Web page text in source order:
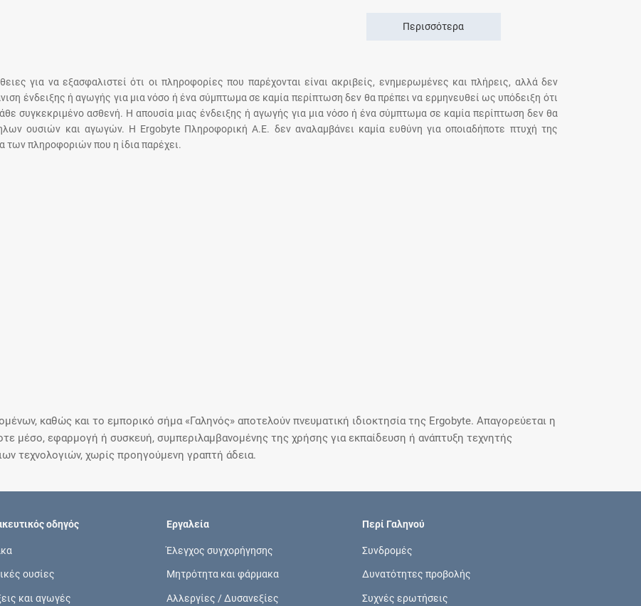
Περισσότερα
για να εξασφαλιστεί ότι οι πληροφορίες που παρέχονται είναι ακριβείς, ενημερωμένες και πλήρεις, αλλά δεν
ένδειξης ή αγωγής για μια νόσο ή ένα σύμπτωμα σε καμία περίπτωση δεν θα πρέπει να ερμηνευθεί ως υπόδειξη ότι
συγκεκριμένο ασθενή. Η απουσία μιας ένδειξης ή αγωγής για μια νόσο ή ένα σύμπτωμα σε καμία περίπτωση δεν θα
ουσιών και αγωγών. Η Ergobyte Πληροφορική Α.Ε. δεν αναλαμβάνει καμία ευθύνη για οποιαδήποτε πτυχή της
των πληροφοριών που η ίδια παρέχει.
καθώς και το εμπορικό σήμα «Γαληνός» αποτελούν πνευματική ιδιοκτησία της Ergobyte. Απαγορεύεται η
μέσο, εφαρμογή ή συσκευή, συμπεριλαμβανομένης της χρήσης για εκπαίδευση ή ανάπτυξη τεχνητής
τεχνολογιών, χωρίς προηγούμενη γραπτή άδεια.
οδηγός
ουσίες
και αγωγές
Εργαλεία
Έλεγχος συγχορήγησης
Μητρότητα και φάρμακα
Αλλεργίες / Δυσανεξίες
Περί Γαληνού
Συνδρομές
Δυνατότητες προβολής
Συχνές ερωτήσεις